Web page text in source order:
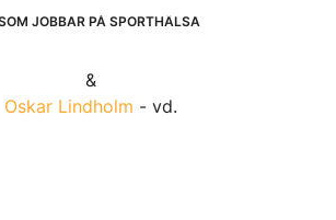
JOBBAR PÅ SPORTHÄLSA
&
Oskar Lindholm - vd.